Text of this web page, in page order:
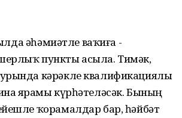
әһәмиәтле ваҡиға -
пункты асыла. Тимәк,
кәрәкле квалификациялы
ярҙамы күрһәтеләсәк. Бының
ҡорамалдар бар, һәйбәт